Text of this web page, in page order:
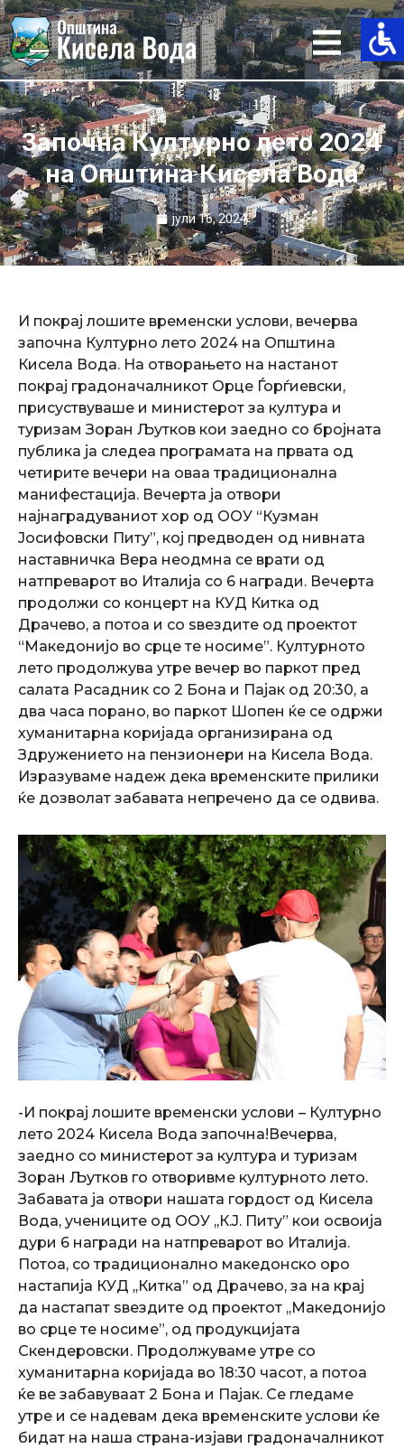
Skip
to
content
Започна Културно лето 2024
на Општина Кисела Вода
јули 16, 2024
И покрај лошите временски услови, вечерва
започна Културно лето 2024 на Општина
Кисела Вода. На отворањето на настанот
покрај градоначалникот Орце Ѓорѓиевски,
присуствуваше и министерот за култура и
туризам Зоран Љутков кои заедно со бројната
публика ја следеа програмата на првата од
четирите вечери на оваа традиционална
манифестација. Вечерта ја отвори
најнаградуваниот хор од ООУ “Кузман
Јосифовски Питу”, кој предводен од нивната
наставничка Вера неодмна се врати од
натпреварот во Италија со 6 награди. Вечерта
продолжи со концерт на КУД Китка од
Драчево, а потоа и со ѕвездите од проектот
“Македонијо во срце те носиме”. Културното
лето продолжува утре вечер во паркот пред
салата Расадник со 2 Бона и Пајак од 20:30, а
два часа порано, во паркот Шопен ќе се одржи
хуманитарна коријада организирана од
Здружението на пензионери на Кисела Вода.
Изразуваме надеж дека временските прилики
ќе дозволат забавата непречено да се одвива.
-И покрај лошите временски услови – Културно
лето 2024 Кисела Вода започна!Вечерва,
заедно со министерот за култура и туризам
Зоран Љутков го отворивме културното лето.
Забавата ја отвори нашата гордост од Кисела
Вода, учениците од ООУ ,,К.Ј. Питу” кои освоија
дури 6 награди на натпреварот во Италија.
Потоа, со традиционално македонско оро
настапија КУД ,,Китка” од Драчево, за на крај
да настапат ѕвездите од проектот ,,Македонијо
во срце те носиме”, од продукцијата
Скендеровски. Продолжуваме утре со
хуманитарна коријада во 18:30 часот, а потоа
ќе ве забавуваат 2 Бона и Пајак. Се гледаме
утре и се надевам дека временските услови ќе
бидат на наша страна-изјави градоначалникот